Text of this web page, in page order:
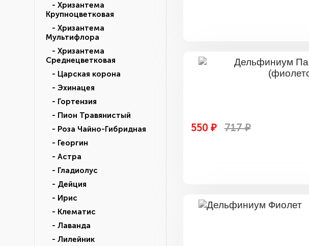
- Хризантема
Крупноцветковая
- Хризантема
Мультифлора
- Хризантема
Среднецветковая
- Царская корона
- Эхинацея
- Гортензия
- Пион Травянистый
- Роза Чайно-Гибридная
- Георгин
- Астра
- Гладиолус
- Дейция
- Ирис
- Клематис
- Лаванда
- Лилейник
550 ₽ 717 ₽